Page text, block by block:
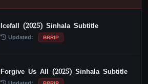
Icefall (2025) Sinhala Subtitle
Updated: BRRIP
Forgive Us All (2025) Sinhala Subtitle